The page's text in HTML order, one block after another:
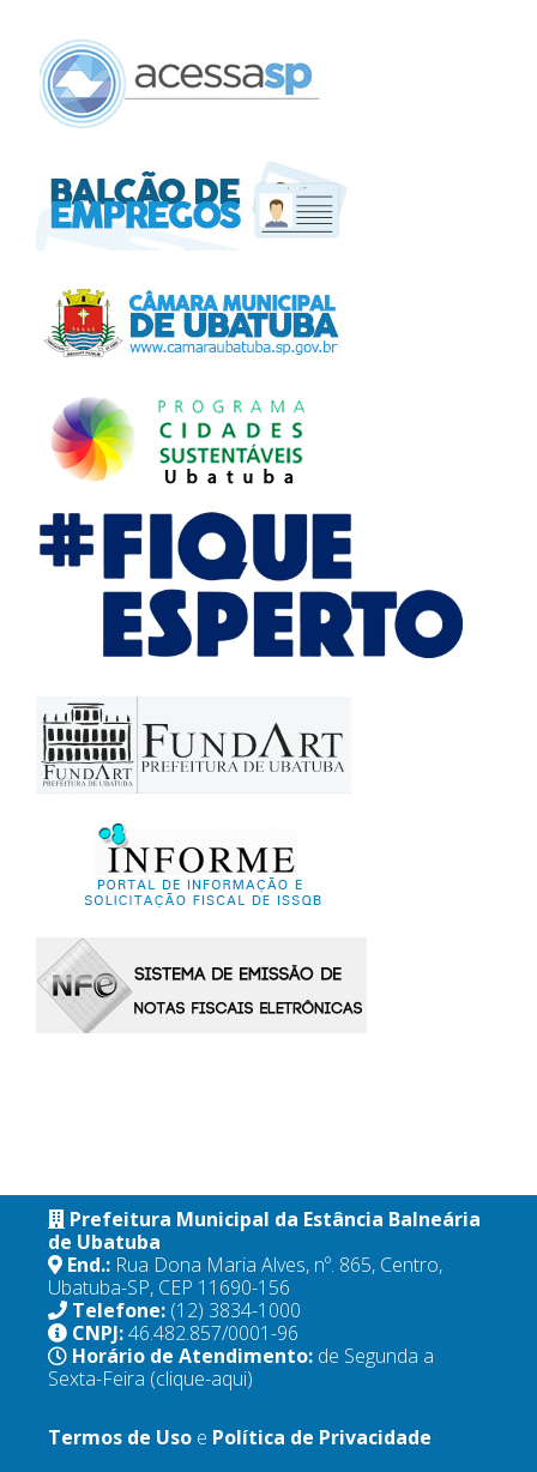
Prefeitura Municipal da Estância Balneária
de Ubatuba
End.: Rua Dona Maria Alves, nº. 865, Centro,
Ubatuba-SP, CEP 11690-156
Telefone: (12) 3834-1000
CNPJ:46.482.857/0001-96
Horário de Atendimento: de Segunda a
Sexta-Feira (clique-aqui)
Termos de Uso e Política de Privacidade